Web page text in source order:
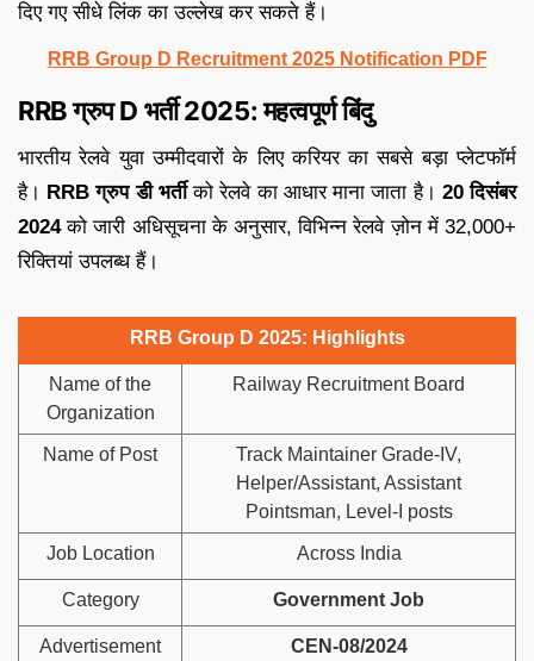
दिए गए सीधे लिंक का उल्लेख कर सकते हैं।
RRB Group D Recruitment 2025 Notification PDF
RRB ग्रुप D भर्ती 2025: महत्वपूर्ण बिंदु
भारतीय रेलवे युवा उम्मीदवारों के लिए करियर का सबसे बड़ा प्लेटफॉर्म
है। RRB ग्रुप डी भर्तीको रेलवे का आधार माना जाता है। 20 दिसंबर
2024को जारी अधिसूचना के अनुसार, विभिन्न रेलवे ज़ोन में 32,000+
रिक्तियां उपलब्ध हैं।
RRB Group D 2025: Highlights
Name of the
Organization
Railway Recruitment Board
Name of Post
Track Maintainer Grade-IV,
Helper/Assistant, Assistant
Pointsman, Level-I posts
Job Location Across India
Category Government Job
Advertisement
CEN-08/2024